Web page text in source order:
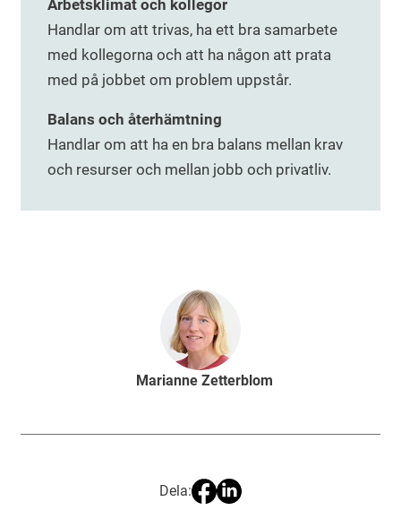
Arbetsklimat och kollegor
Handlar om att trivas, ha ett bra samarbete
med kollegorna och att ha någon att prata
med på jobbet om problem uppstår.
Balans och återhämtning
Handlar om att ha en bra balans mellan krav
och resurser och mellan jobb och privatliv.
Marianne Zetterblom
Dela: